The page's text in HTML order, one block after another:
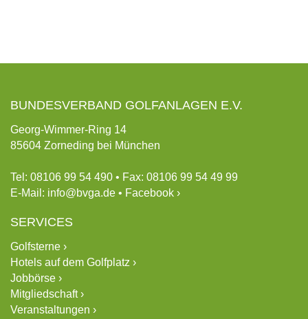
BUNDESVERBAND GOLFANLAGEN E.V.
Georg-Wimmer-Ring 14
85604 Zorneding bei München
Tel: 08106 99 54 490 • Fax: 08106 99 54 49 99
E-Mail: info@bvga.de • Facebook ›
SERVICES
Golfsterne ›
Hotels auf dem Golfplatz ›
Jobbörse ›
Mitgliedschaft ›
Veranstaltungen ›